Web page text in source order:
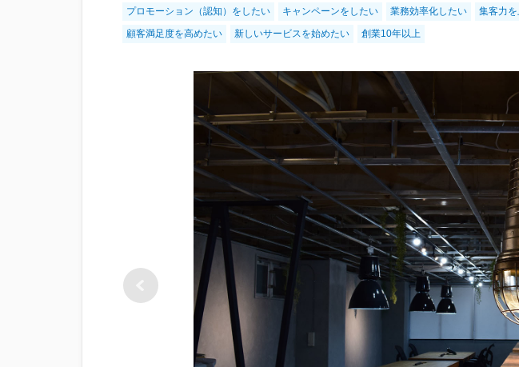
プロモーション（認知）をしたい
キャンペーンをしたい 業務効率化したい 集客力
顧客満足度を高めたい
新しいサービスを始めたい 創業10年以上